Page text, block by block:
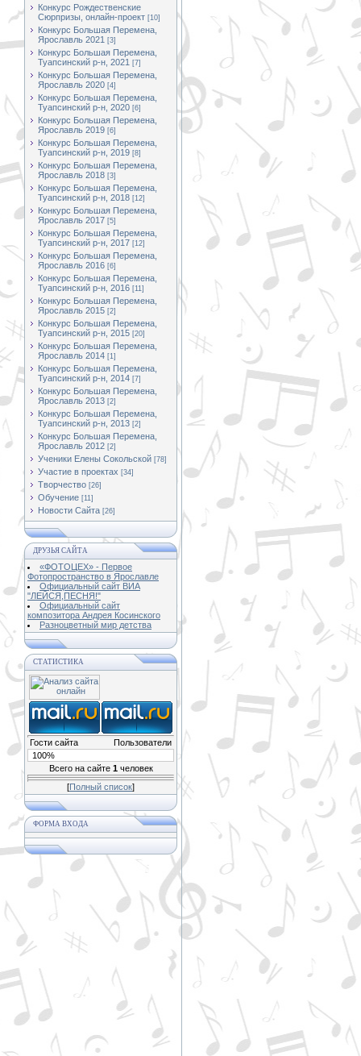
Конкурс Рождественские
Сюрпризы, онлайн-проект [10]
Конкурс Большая Перемена,
Ярославль 2021 [3]
Конкурс Большая Перемена,
Туапсинский р-н, 2021 [7]
Конкурс Большая Перемена,
Ярославль 2020 [4]
Конкурс Большая Перемена,
Туапсинский р-н, 2020 [6]
Конкурс Большая Перемена,
Ярославль 2019 [6]
Конкурс Большая Перемена,
Туапсинский р-н, 2019 [8]
Конкурс Большая Перемена,
Ярославль 2018 [3]
Конкурс Большая Перемена,
Туапсинский р-н, 2018 [12]
Конкурс Большая Перемена,
Ярославль 2017 [5]
Конкурс Большая Перемена,
Туапсинский р-н, 2017 [12]
Конкурс Большая Перемена,
Ярославль 2016 [6]
Конкурс Большая Перемена,
Туапсинский р-н, 2016 [11]
Конкурс Большая Перемена,
Ярославль 2015 [2]
Конкурс Большая Перемена,
Туапсинский р-н, 2015 [20]
Конкурс Большая Перемена,
Ярославль 2014 [1]
Конкурс Большая Перемена,
Туапсинский р-н, 2014 [7]
Конкурс Большая Перемена,
Ярославль 2013 [2]
Конкурс Большая Перемена,
Туапсинский р-н, 2013 [2]
Конкурс Большая Перемена,
Ярославль 2012 [2]
Ученики Елены Сокольской [78]
Участие в проектах [34]
Творчество [26]
Обучение [11]
Новости Сайта [26]
ДРУЗЬЯ САЙТА
«ФОТОЦЕХ» - Первое
Фотопространство в Ярославле
Официальный сайт ВИА
"ЛЕЙСЯ,ПЕСНЯ!"
Официальный сайт
композитора Андрея Косинского
Разноцветный мир детства
СТАТИСТИКА
Гости сайта
Пользователи
100%
Всего на сайте 1человек
[Полный список]
ФОРМА ВХОДА